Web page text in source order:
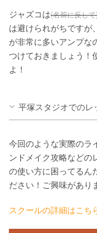
ジャズコは(名前に反して
は避けられがちですが
が非常に多いアンプな
つけておきましょう！
よ！
平塚スタジオでのレ
今回のような実際のラ
ンドメイク攻略などの
の使い方に困ってるん
ださい！ご興味があり
スクールの詳細はこち